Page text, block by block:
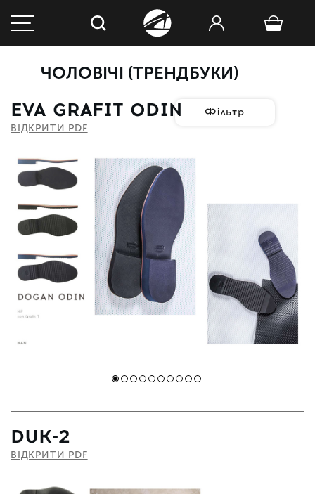
ЧОЛОВІЧІ (ТРЕНДБУКИ)
Фільтр
EVA GRAFIT ODIN
ВІДКРИТИ PDF
DUK-2
ВІДКРИТИ PDF